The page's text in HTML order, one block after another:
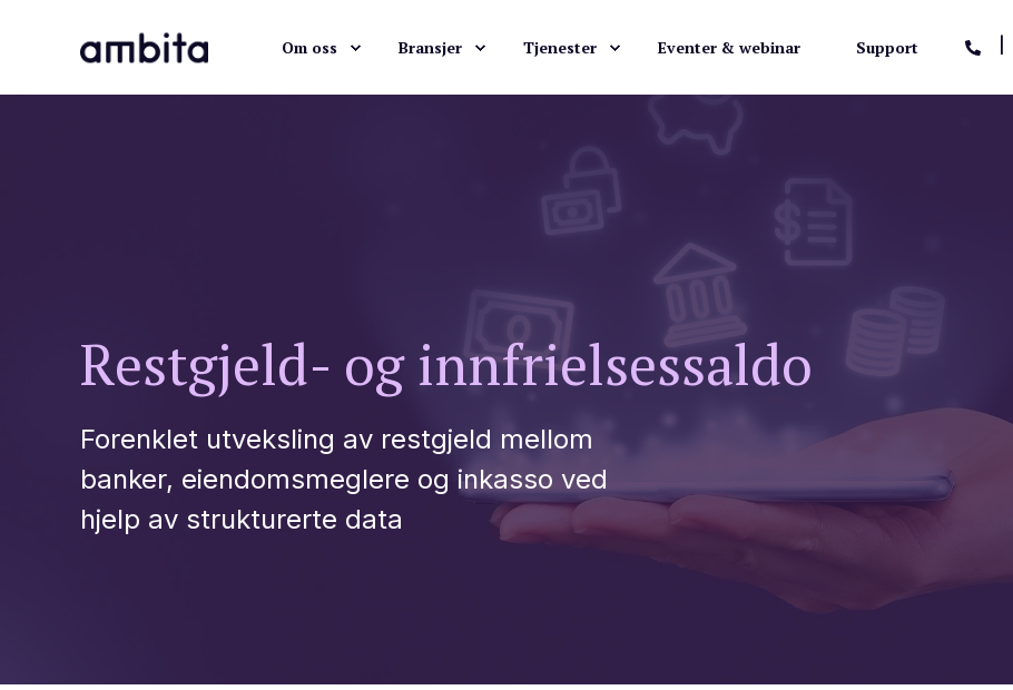
Om oss Bransjer Tjenester Eventer & webinar Support
Restgjeld- og innfrielsessaldo
Forenklet utveksling av restgjeld mellom
banker, eiendomsmeglere og inkasso ved
hjelp av strukturerte data